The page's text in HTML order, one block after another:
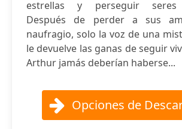
estrellas y perseguir seres
Después de perder a sus
naufragio, solo la voz de una
le devuelve las ganas de seguir
Arthur jamás deberían haberse...
Opciones de